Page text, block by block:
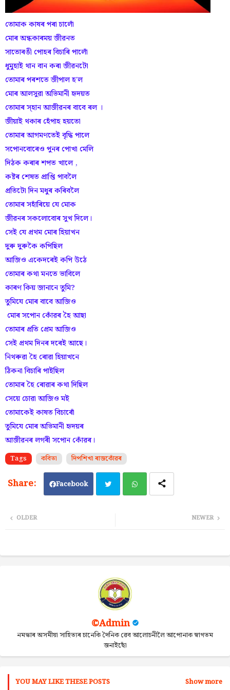
তোমাক কাষৰ পৰা চালোঁ
মোৰ অন্ধকাৰময় জীৱনত
সাতোৰঙী পোহৰ বিচাৰি পালোঁ
ধুমুহাই থান বান কৰা জীৱনটো
তোমাৰ পৰশতে জীপাল হ'ল
মোৰ আলসুৱা অভিমানী হৃদয়ত
তোমাৰ স্হান আজীৱনৰ বাবে ৰল ।
জীয়াই থকাৰ হেঁপাহ হয়তো
তোমাৰ আগমণতেই বৃদ্ধি পালে
সপোনবোৰেও পুনৰ পোখা মেলি
দিঠক কৰাৰ শপত খালে ,
কষ্টৰ শেষত প্ৰাপ্তি পাবলৈ
প্ৰতিটো দিন মধুৰ কৰিবলৈ
তোমাৰ সহাঁৰিয়ে যে মোক
জীৱনৰ সকলোবোৰ সুখ দিলে।
সেই যে প্ৰথম মোৰ হিয়াখন
দুৰু দুৰুকৈ কপিছিল
আজিও একেদৰেই কপি উঠে
তোমাৰ কথা মনতে ভাবিলে
কাৰণ কিয় জানানে তুমি?
তুমিযে মোৰ বাবে আজিও
মোৰ সপোন কোঁৱৰ হৈ আছা
তোমাৰ প্ৰতি প্ৰেম আজিও
সেই প্ৰথম দিনৰ দৰেই আছে।
নিথৰুৱা হৈ ৰোৱা হিয়াখনে
ঠিকনা বিচাৰি পাইছিল
তোমাৰ হৈ ৰোৱাৰ কথা দিছিল
সেয়ে চোৱা আজিও মই
তোমাকেই কাষত বিচাৰোঁ
তুমিযে মোৰ অভিমানী হৃদয়ৰ
আজীৱনৰ লগৰী সপোন কোঁৱৰ।
Tags কবিতা দিপশিখা ৰাজকোঁৱৰ
Facebook
ap
NEWER
OLDER
©Admin
নমস্কাৰ অসমীয়া সাহিত্যৰ চানেকি দৈনিক ৱেব আলোচনীলৈ আপোনাক স্বাগতম
জনাইছোঁ
YOU MAY LIKE THESE POSTS Show more